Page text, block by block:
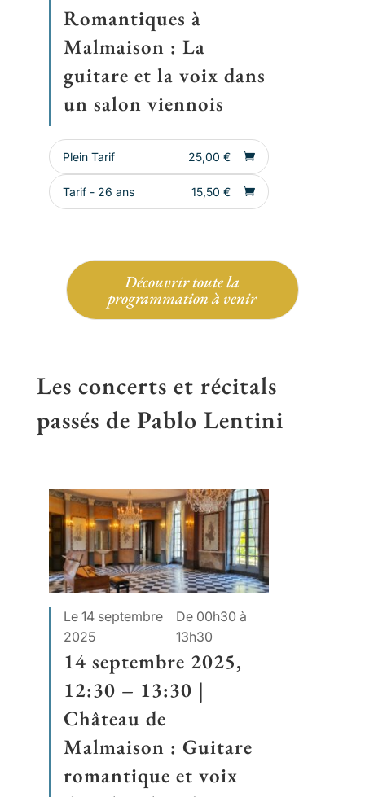
Romantiques à
Malmaison : La
guitare et la voix dans
un salon viennois
Plein Tarif 25,00 €
Tarif - 26 ans 15,50 €
Découvrir toute la
programmation à venir
Les concerts et récitals
passés de Pablo Lentini
Le 14 septembre
2025
De 00h30 à
13h30
14 septembre 2025,
12:30 – 13:30 |
Château de
Malmaison : Guitare
romantique et voix